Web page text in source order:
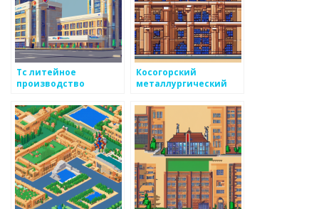
Тс литейное
производство
Косогорский
металлургический